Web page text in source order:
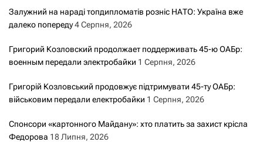
Залужний на нараді топдипломатів розніс НАТО: Україна вже
далеко попереду4 Серпня, 2026
Григорий Козловский продолжает поддерживать 45-ю ОАБр:
военным передали электробайки 1 Серпня, 2026
Григорій Козловський продовжує підтримувати 45-ту ОАБр:
військовим передали електробайки 1 Серпня, 2026
Спонсори «картонного Майдану»: хто платить за захист крісла
Федорова 18 Липня, 2026